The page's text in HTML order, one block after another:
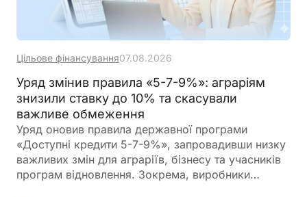
Цільове фінансування07.08.2026
Уряд змінив правила «5-7-9%»: аграріям
знизили ставку до 10% та скасували
важливе обмеження
Уряд оновив правила державної програми
«Доступні кредити 5-7-9%», запровадивши низку
важливих змін для аграріїв, бізнесу та учасників
програм відновлення. Зокрема, виробники